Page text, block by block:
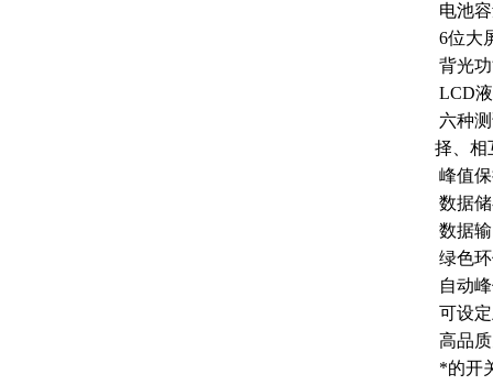
电池
6位大
背光
LCD
六种
择、相
峰值
数据
数据
绿色
自动
可设
高品
*的开